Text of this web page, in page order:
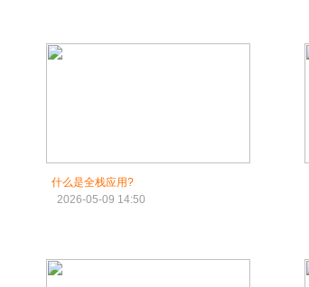
什么是全栈应用?
2026-05-09 14:50